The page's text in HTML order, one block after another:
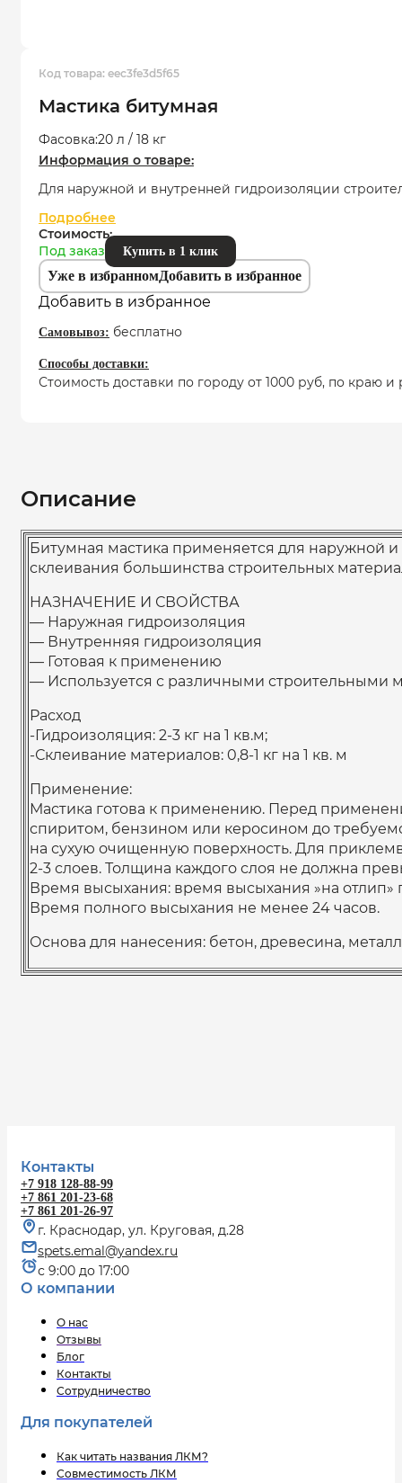
Код товара: eec3fe3d5f65
Мастика битумная
Фасовка:20 л / 18 кг
Информация о товаре:
Для наружной и внутренней гидроизоляции
Подробнее
Стоимость:
Под заказ
Купить в 1 клик
Добавить в избранное
Уже в избранном
Добавить в избранное
Самовывоз: бесплатно
Способы доставки:
Стоимость доставки по городу от 1000 руб, по краю
Описание
Битумная мастика применяется для наружной
склеивания большинства строительных
НАЗНАЧЕНИЕ И СВОЙСТВА
— Наружная гидроизоляция
— Внутренняя гидроизоляция
— Готовая к применению
— Используется с различными строительными
Расход
-Гидроизоляция: 2-3 кг на 1 кв.м;
-Склеивание материалов: 0,8-1 кг на 1 кв. м
Применение:
Мастика готова к применению. Перед
спиритом, бензином или керосином до
на сухую очищенную поверхность. Для
2-3 слоев. Толщина каждого слоя не должна
Время высыхания: время высыхания »на
Время полного высыхания не менее 24 часов.
Основа для нанесения: бетон, древесина, металл
Контакты
+7 918 128-88-99
+7 861 201-23-68
+7 861 201-26-97
г. Краснодар, ул. Круговая, д.28
spets.emal@yandex.ru
с 9:00 до 17:00
О компании
О нас
Отзывы
Блог
Контакты
Сотрудничество
Для покупателей
Как читать названия ЛКМ?
Совместимость ЛКМ